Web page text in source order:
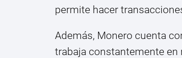
permite hacer
Además, Monero cuenta
trabaja constantemente en